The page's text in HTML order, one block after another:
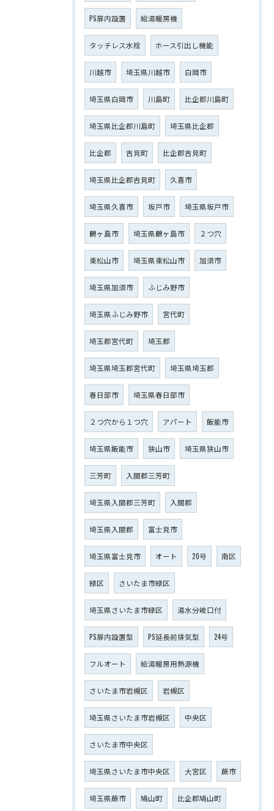
PS扉内設置 給湯暖房機
タッチレス水栓 ホース引出し機能
川越市 埼玉県川越市 白岡市
埼玉県白岡市 川島町 比企郡川島町
埼玉県比企郡川島町 埼玉県比企郡
比企郡 吉見町 比企郡吉見町
埼玉県比企郡吉見町 久喜市
埼玉県久喜市 坂戸市 埼玉県坂戸市
鶴ヶ島市 埼玉県鶴ヶ島市 ２つ穴
東松山市 埼玉県東松山市 加須市
埼玉県加須市 ふじみ野市
埼玉県ふじみ野市 宮代町
埼玉郡宮代町 埼玉郡
埼玉県埼玉郡宮代町 埼玉県埼玉郡
春日部市 埼玉県春日部市
２つ穴から１つ穴 アパート 飯能市
埼玉県飯能市 狭山市 埼玉県狭山市
三芳町 入間郡三芳町
埼玉県入間郡三芳町 入間郡
埼玉県入間郡 富士見市
埼玉県富士見市 オート 20号 南区
緑区 さいたま市緑区
埼玉県さいたま市緑区 湯水分岐口付
PS扉内設置型 PS延長前排気型 24号
フルオート 給湯暖房用熱源機
さいたま市岩槻区 岩槻区
埼玉県さいたま市岩槻区 中央区
さいたま市中央区
埼玉県さいたま市中央区 大宮区 蕨市
埼玉県蕨市 鳩山町 比企郡鳩山町